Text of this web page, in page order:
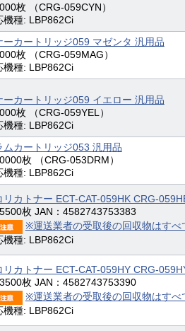
枚 （CRG-059CYN）
機種: LBP862Ci
ーカートリッジ059 マゼンタ 汎用品
枚 （CRG-059MAG）
機種: LBP862Ci
ーカートリッジ059 イエロー 汎用品
枚 （CRG-059YEL）
機種: LBP862Ci
ムカートリッジ053 汎用品
枚 （CRG-053DRM）
機種: LBP862Ci
リカトナー ECT-CAT-059HK CRG-
枚 JAN：4582743753383
※運送業者の受取後の回収物はすべ
機種: LBP862Ci
リカトナー ECT-CAT-059HY CRG-
枚 JAN：4582743753390
※運送業者の受取後の回収物はすべ
機種: LBP862Ci